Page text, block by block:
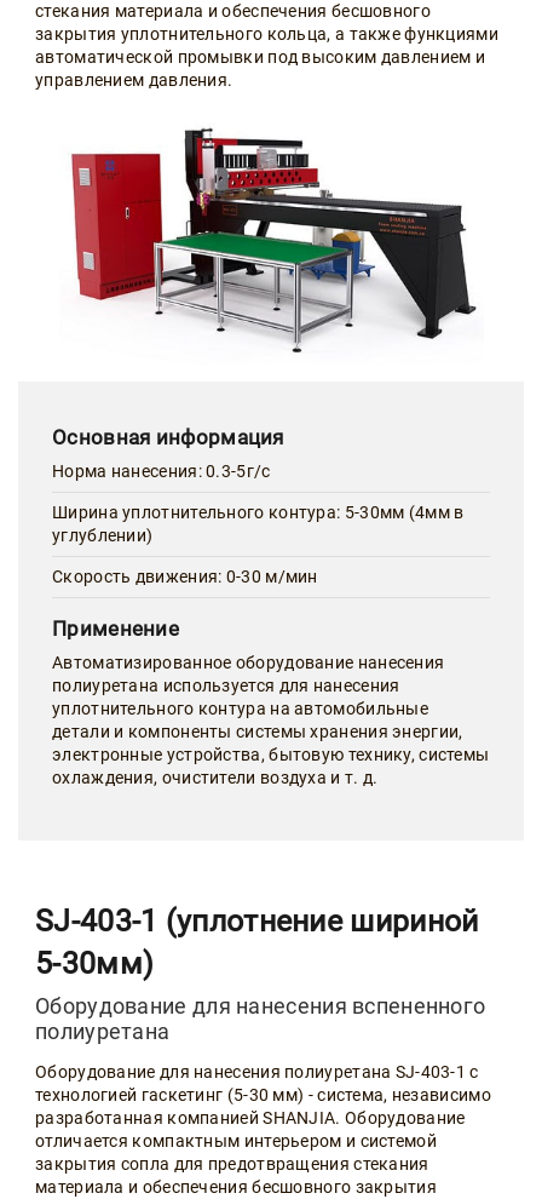
стекания материала и обеспечения бесшовного
закрытия уплотнительного кольца, а также функциями
автоматической промывки под высоким давлением и
управлением давления.
Основная информация
Норма нанесения: 0.3-5г/с
Ширина уплотнительного контура: 5-30мм (4мм в
углублении)
Скорость движения: 0-30 м/мин
Применение
Автоматизированное оборудование нанесения
полиуретана используется для нанесения
уплотнительного контура на автомобильные
детали и компоненты системы хранения энергии,
электронные устройства, бытовую технику, системы
охлаждения, очистители воздуха и т. д.
SJ-403-1 (уплотнение шириной
5-30мм)
Оборудование для нанесения вспененного
полиуретана
Оборудование для нанесения полиуретана SJ-403-1 с
технологией гаскетинг (5-30 мм) - система, независимо
разработанная компанией SHANJIA. Оборудование
отличается компактным интерьером и системой
закрытия сопла для предотвращения стекания
материала и обеспечения бесшовного закрытия